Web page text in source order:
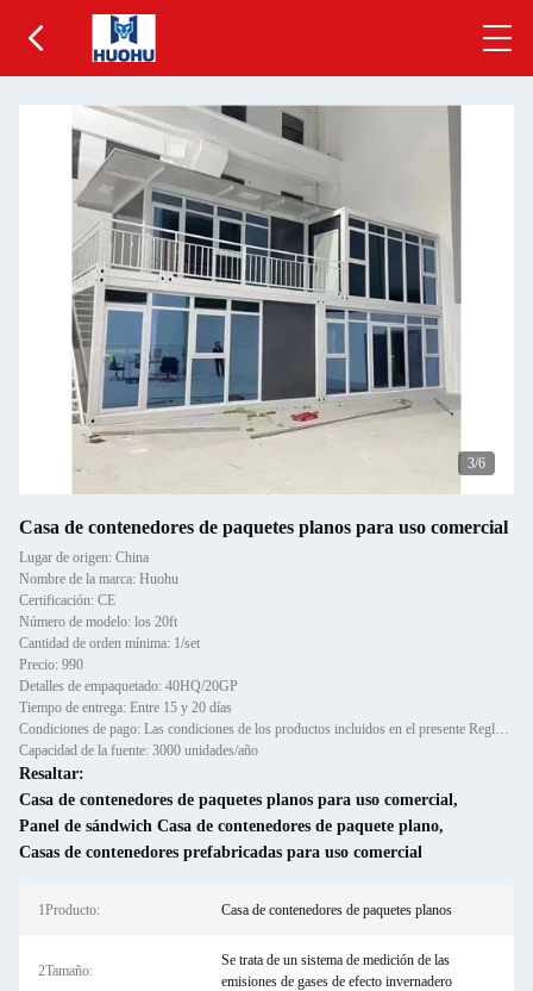
3/6
Casa de contenedores de paquetes planos para uso comercial
Lugar de origen: China
Nombre de la marca: Huohu
Certificación: CE
Número de modelo: los 20ft
Cantidad de orden mínima: 1/set
Precio: 990
Detalles de empaquetado: 40HQ/20GP
Tiempo de entrega: Entre 15 y 20 días
Condiciones de pago: Las condiciones de los productos incluidos en el presente Reglamento son las siguientes:
Capacidad de la fuente: 3000 unidades/año
Resaltar:
Casa de contenedores de paquetes planos para uso comercial,
Panel de sándwich Casa de contenedores de paquete plano,
Casas de contenedores prefabricadas para uso comercial
1Producto: Casa de contenedores de paquetes planos
2Tamaño:
Se trata de un sistema de medición de las
emisiones de gases de efecto invernadero